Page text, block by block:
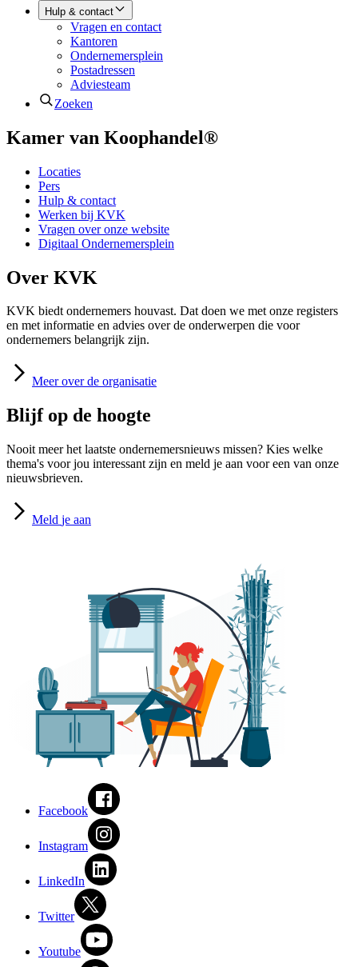
Hulp & contact
Vragen en contact
Kantoren
Ondernemersplein
Postadressen
Adviesteam
Zoeken
Kamer van Koophandel®
Locaties
Pers
Hulp & contact
Werken bij KVK
Vragen over onze website
Digitaal Ondernemersplein
Over KVK
KVK biedt ondernemers houvast. Dat doen we met onze registers
en met informatie en advies over de onderwerpen die voor
ondernemers belangrijk zijn.
Meer over de organisatie
Blijf op de hoogte
Nooit meer het laatste ondernemersnieuws missen? Kies welke
thema's voor jou interessant zijn en meld je aan voor een van onze
nieuwsbrieven.
Meld je aan
Facebook
Instagram
LinkedIn
Twitter
Youtube